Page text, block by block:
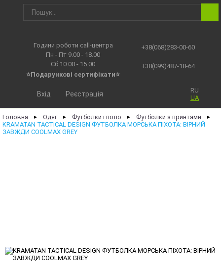
Години роботи call-центра
Пн - Пт 9.00 - 18.00
Сб 10.00 - 15.00
⭐Подарункові сертифікати⭐
+38(068)283-00-60
+38(099)487-18-64
RU
UA
Вхід Реєстрація
Головна ► Одяг ► Футболки і поло ► Футболки з принтами ►
KRAMATAN TACTICAL DESIGN ФУТБОЛКА МОРСЬКА ПІХОТА: ВІРНИЙ
ЗАВЖДИ COOLMAX GREY